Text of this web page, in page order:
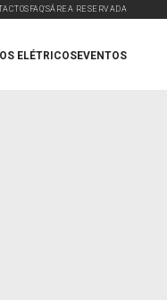
FAQ'SÁREA RESERVADA
ELÉTRICOSEVENTOS